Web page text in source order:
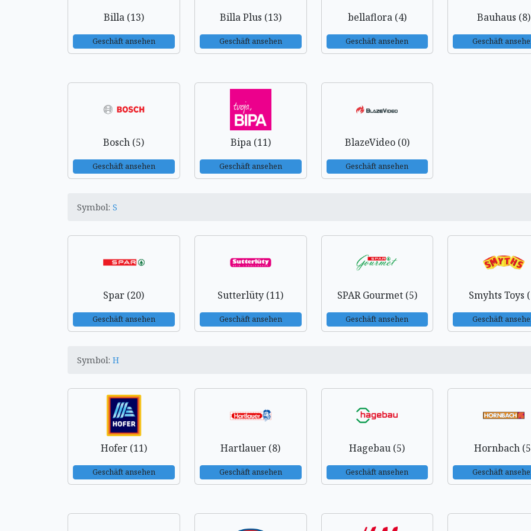
Billa (13)
Geschäft ansehen
Billa Plus (13)
Geschäft ansehen
bellaflora (4)
Geschäft ansehen
Bauhaus (8)
Geschäft
Bosch (5)
Geschäft ansehen
Bipa (11)
Geschäft ansehen
BlazeVideo (0)
Geschäft ansehen
Symbol: S
Spar (20)
Geschäft ansehen
Sutterlüty (11)
Geschäft ansehen
SPAR Gourmet (5)
Geschäft ansehen
Smyhts Toys
Geschäft
Symbol: H
Hofer (11)
Geschäft ansehen
Hartlauer (8)
Geschäft ansehen
Hagebau (5)
Geschäft ansehen
Hornbach
Geschäft